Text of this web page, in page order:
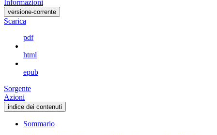
Informazioni
versione-corrente
Scarica
pdf
html
epub
Sorgente
Azioni
indice dei contenuti
Sommario